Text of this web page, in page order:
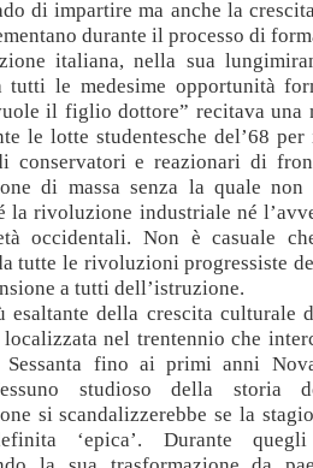
di impartire ma anche la
durante il processo di
italiana, nella sua
tutti le medesime opportunità
il figlio dottore” recitava una
le lotte studentesche del’68
conservatori e reazionari di
di massa senza la quale non
la rivoluzione industriale né
occidentali. Non è casuale
tutte le rivoluzioni progressiste
a tutti dell’istruzione.
esaltante della crescita culturale
localizzata nel trentennio che
fino ai primi anni
studioso della storia
si scandalizzerebbe se la
‘epica’. Durante